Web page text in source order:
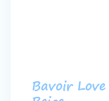
Bavoir